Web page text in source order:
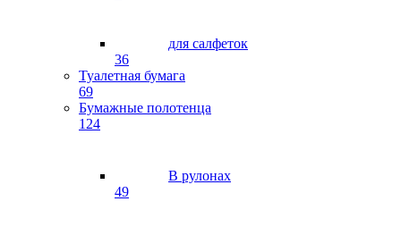
для салфеток
36
Туалетная бумага
69
Бумажные полотенца
124
В рулонах
49